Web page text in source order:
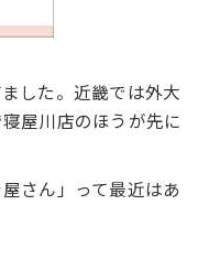
した。近畿では外大
屋川店のほうが先に
さん」って最近はあ